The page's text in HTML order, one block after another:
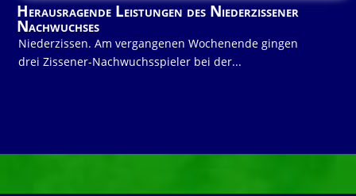
Herausragende Leistungen des Niederzissener
Nachwuchses
Niederzissen. Am vergangenen Wochenende gingen
drei Zissener-Nachwuchsspieler bei der...